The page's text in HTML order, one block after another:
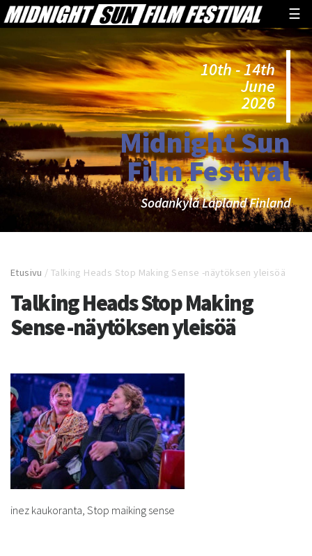
☰
10th - 14th
June
2026
Midnight Sun
Film Festival
Sodankylä Lapland Finland
Etusivu /Talking Heads Stop Making Sense -näytöksen yleisöä
Talking Heads Stop Making
Sense -näytöksen yleisöä
inez kaukoranta, Stop maiking sense